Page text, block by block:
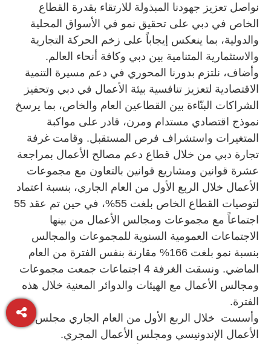
نواصل تعزيز جهودنا المبذولة للارتقاء بقدرة القطاع
الخاص في دبي على تحقيق نمو في الأسواق المحلية
والدولية، بما ينعكس إيجاباً على زخم الحركة التجارية
والاستثمارية المتنامية بين دبي وكافة أنحاء العالم.
وأضاف، نلتزم بدورنا المحوري في دعم مسيرة التنمية
الاقتصادية لتعزيز تنافسية بيئة الأعمال في دبي وتحفيز
الشراكات البنّاءة بين القطاعين العام والخاص، بما يرسخ
نموذج اقتصادي مستدام ومرن، قادر على مواكبة
المتغيرات واستشراف فرص المستقبل. وقامت غرفة
تجارة دبي من خلال قطاع دعم مصالح الأعمال بمراجعة
عشرة قوانين ومشاريع قوانين بالتعاون مع مجموعات
الأعمال خلال الربع الأول من العام الجاري، بنسبة اعتماد
لتوصيات القطاع الخاص بلغت 55%، في حين تم عقد 55
اجتماعاً مع مجموعات ومجالس الأعمال من بينها
الاجتماعات العمومية السنوية للمجموعات والمجالس
بنسبة نمو بلغت 166% مقارنة بنفس الفترة من العام
الماضي. ونسقت الغرفة 4 اجتماعات جمعت مجموعات
ومجالس الأعمال مع الهيئات والدوائر المعنية خلال هذه
الفترة.
وأسست خلال الربع الأول من العام الجاري مجلس
الأعمال الإندونيسي ومجلس الأعمال المجري.